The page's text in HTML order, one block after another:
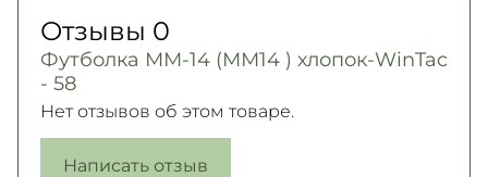
Отзывы 0
Футболка ММ-14 (ММ14 ) хлопок-WinTac
- 58
Нет отзывов об этом товаре.
Написать отзыв